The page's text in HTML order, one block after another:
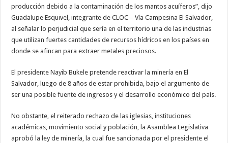
producción debido a la contaminación de los mantos acuíferos”, dijo
Guadalupe Esquivel, integrante de CLOC – Vía Campesina El Salvador,
al señalar lo perjudicial que sería en el territorio una de las industrias
que utilizan fuertes cantidades de recursos hídricos en los países en
donde se afincan para extraer metales preciosos.
El presidente Nayib Bukele pretende reactivar la minería en El
Salvador, luego de 8 años de estar prohibida, bajo el argumento de
ser una posible fuente de ingresos y el desarrollo económico del país.
No obstante, el reiterado rechazo de las iglesias, instituciones
académicas, movimiento social y población, la Asamblea Legislativa
aprobó la ley de minería, la cual fue sancionada por el presidente el